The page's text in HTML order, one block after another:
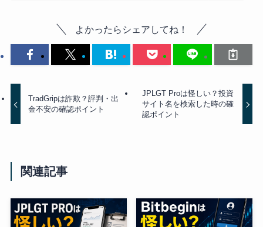
よかったらシェアしてね！
TradGripは詐欺？評判・出
金不安の確認ポイント
JPLGT Proは怪しい？投資
サイト名を検索した時の確
認ポイント
関連記事